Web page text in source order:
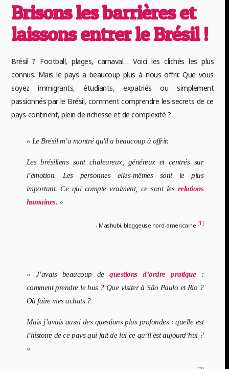
Brisons les barrières et
laissons entrer le Brésil !
Brésil ? Football, plages, carnaval… Voici les clichés les plus
connus. Mais le pays a beaucoup plus à nous offrir. Que vous
soyez immigrants, étudiants, expatriés ou simplement
passionnés par le Brésil, comment comprendre les secrets de ce
pays-continent, plein de richesse et de complexité ?
« Le Brésil m’a montré qu'il a beaucoup à offrir.
Les brésiliens sont chaleureux, généreux et centrés sur
l’émotion. Les personnes elles-mêmes sont le plus
important. Ce qui compte vraiment, ce sont les relations
humaines. »
- Mashubi, bloggeuse nord-americaine [1]
« J’avais beaucoup dequestions d’ordre pratique:
comment prendre le bus ? Que visiter à São Paulo et Rio ?
Où faire mes achats ?
Mais j’avais aussi des questions plus profondes : quelle est
l’histoire de ce pays qui fait de lui ce qu’il est aujourd’hui ?
»